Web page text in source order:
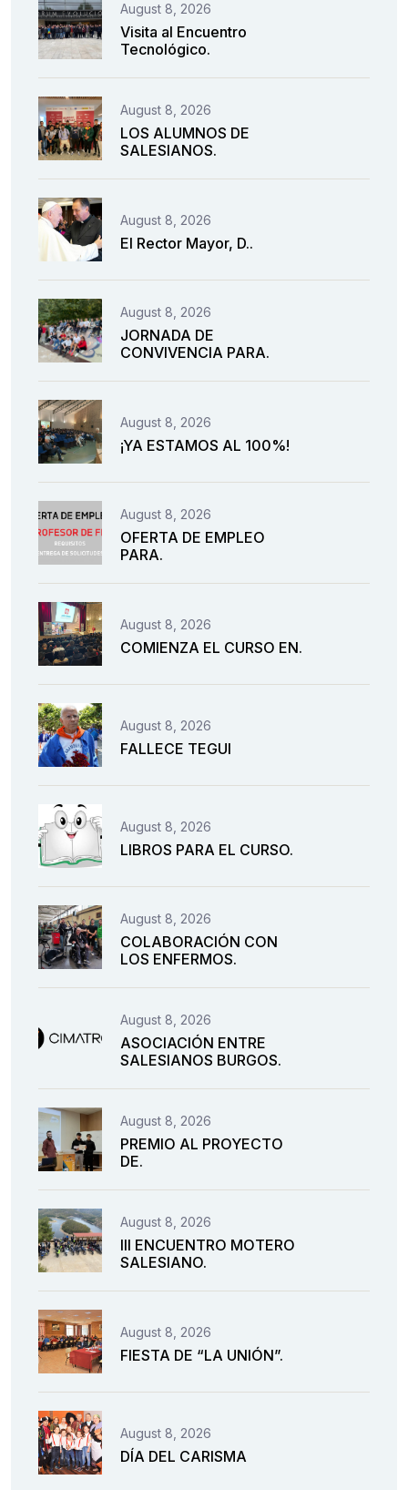
August 8, 2026
Visita al Encuentro
Tecnológico.
August 8, 2026
LOS ALUMNOS DE
SALESIANOS.
August 8, 2026
El Rector Mayor, D..
August 8, 2026
JORNADA DE
CONVIVENCIA PARA.
August 8, 2026
¡YA ESTAMOS AL 100%!
August 8, 2026
OFERTA DE EMPLEO
PARA.
August 8, 2026
COMIENZA EL CURSO EN.
August 8, 2026
FALLECE TEGUI
August 8, 2026
LIBROS PARA EL CURSO.
August 8, 2026
COLABORACIÓN CON
LOS ENFERMOS.
August 8, 2026
ASOCIACIÓN ENTRE
SALESIANOS BURGOS.
August 8, 2026
PREMIO AL PROYECTO
DE.
August 8, 2026
III ENCUENTRO MOTERO
SALESIANO.
August 8, 2026
FIESTA DE “LA UNIÓN”.
August 8, 2026
DÍA DEL CARISMA